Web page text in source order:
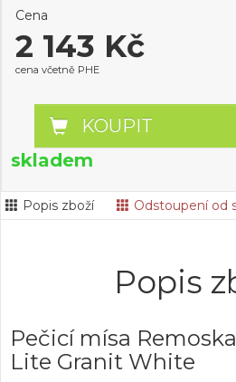
Cena
2 143 Kč
cena včetně PHE
KOUPIT
skladem
Popis zboží Odstoupení od
Popis
Pečicí mísa
Lite Granit White